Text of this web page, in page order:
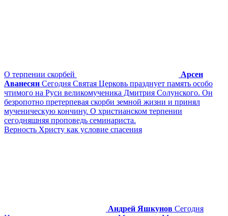
О терпении скорбей
Арсен
Аванесян Сегодня Святая Церковь празднует память особо
чтимого на Руси великомученика Дмитрия Солунского. Он
безропотно претерпевая скорби земной жизни и принял
мученическую кончину. О христианском терпении
сегодняшняя проповедь семинариста.
Верность Христу как условие спасения
Андрей Яшкунов Сегодня